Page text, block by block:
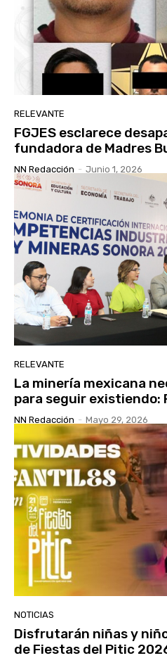
RELEVANTE
FGJES esclarece
fundadora de Madres
NN Redacción - Junio 1, 2026
RELEVANTE
La minería mexicana
para seguir existiendo:
NN Redacción - Mayo 29, 2026
NOTICIAS
Disfrutarán niñas y
de Fiestas del Pitic